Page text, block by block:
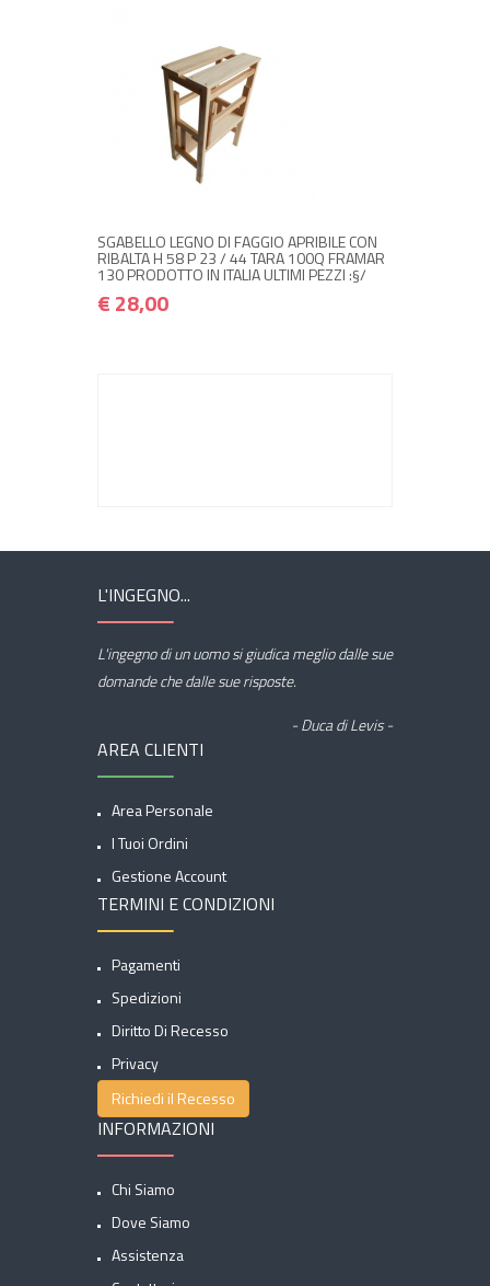
SGABELLO LEGNO DI FAGGIO APRIBILE CON
RIBALTA H 58 P 23 / 44 TARA 100Q FRAMAR
130 PRODOTTO IN ITALIA ULTIMI PEZZI :§/
€ 28,00
NON DISPONIBILE A MAGAZZINO
Avvisami quando disponibile
L'INGEGNO...
L'ingegno di un uomo si giudica meglio dalle sue
domande che dalle sue risposte.
- Duca di Levis -
AREA CLIENTI
Area Personale
I Tuoi Ordini
Gestione Account
TERMINI E CONDIZIONI
Pagamenti
Spedizioni
Diritto Di Recesso
Privacy
Richiedi il Recesso
INFORMAZIONI
Chi Siamo
Dove Siamo
Assistenza